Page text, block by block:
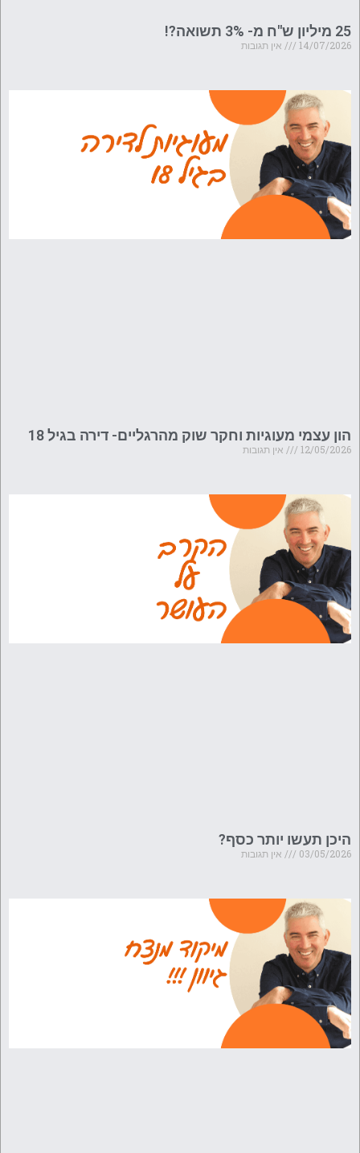
25 מיליון ש"ח מ- 3% תשואה?!
14/07/2026 אין תגובות
הון עצמי מעוגיות וחקר שוק מהרגליים- דירה בגיל 18
12/05/2026 אין תגובות
היכן תעשו יותר כסף?
03/05/2026 אין תגובות